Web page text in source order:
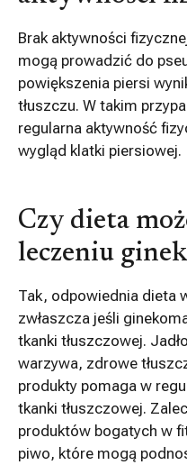
Brak aktywności
mogą prowadzić do
powiększenia piersi
tłuszczu. W takim
regularna aktywność
wygląd klatki piersiowej.
Czy dieta
leczeniu
Tak, odpowiednia dieta
zwłaszcza jeśli
tkanki tłuszczowej.
warzywa, zdrowe
produkty pomaga w
tkanki tłuszczowej.
produktów bogatych w
piwo, które mogą